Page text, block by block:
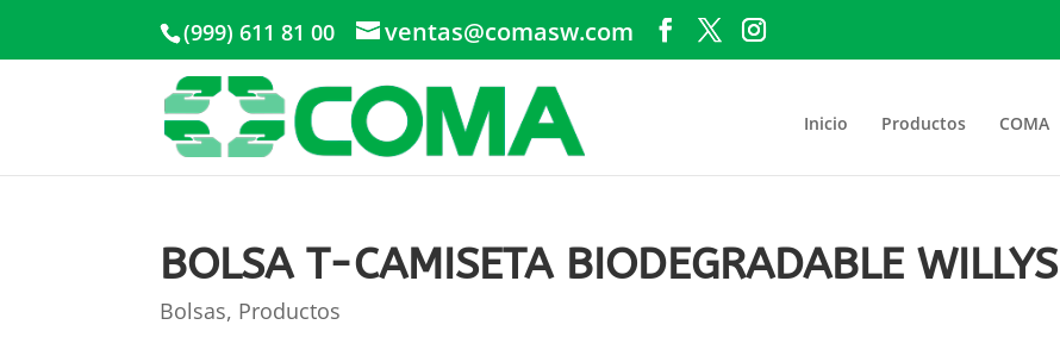
(999) 611 81 00 ventas@comasw.com
Inicio Productos COMA
BOLSA T-CAMISETA BIODEGRADABLE WILLYS
Bolsas, Productos